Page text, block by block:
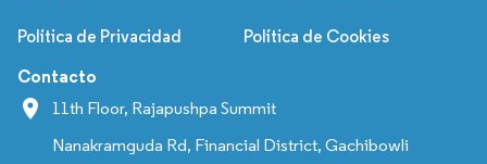
Política de Privacidad Política de Cookies
Contacto
11th Floor, Rajapushpa Summit
Nanakramguda Rd, Financial District, Gachibowli